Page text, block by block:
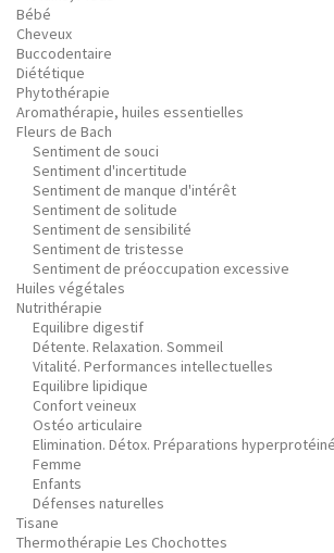
Bébé
Cheveux
Buccodentaire
Diététique
Phytothérapie
Aromathérapie, huiles essentielles
Fleurs de Bach
Sentiment de souci
Sentiment d'incertitude
Sentiment de manque d'intérêt
Sentiment de solitude
Sentiment de sensibilité
Sentiment de tristesse
Sentiment de préoccupation excessive
Huiles végétales
Nutrithérapie
Equilibre digestif
Détente. Relaxation. Sommeil
Vitalité. Performances intellectuelles
Equilibre lipidique
Confort veineux
Ostéo articulaire
Elimination. Détox. Préparations
Femme
Enfants
Défenses naturelles
Tisane
Thermothérapie Les Chochottes